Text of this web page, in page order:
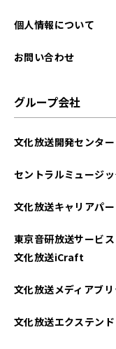
2025
2025
2025
2024
個人情報について
お問い合わせ
グループ会社
文化放送開発センター
セントラルミュージ
文化放送キャリアパ
東京音研放送サービス
文化放送iCraft
文化放送メディアブ
文化放送エクステンド